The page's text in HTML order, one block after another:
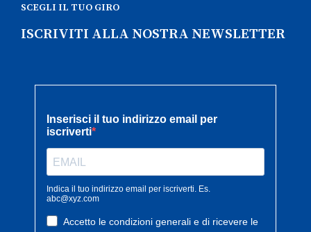
SCEGLI IL TUO GIRO
ISCRIVITI ALLA NOSTRA NEWSLETTER